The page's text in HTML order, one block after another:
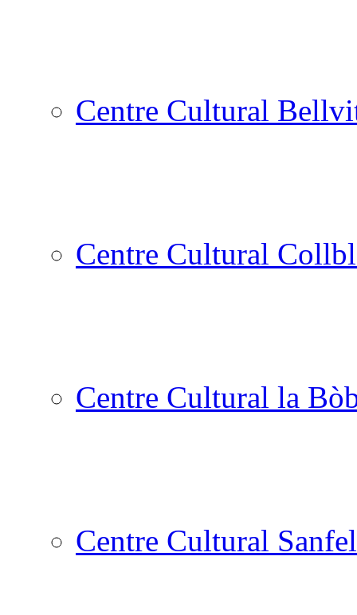
Centre Cultural
Centre Cultural
Centre Cultural la
Centre Cultural